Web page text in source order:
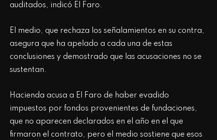
auditados, indicó El Faro.
El medio, que rechaza los señalamientos en su contra,
asegura que ha apelado a cada una de estas
conclusiones y demostrado que las acusaciones no se
sustentan.
Hacienda acusa a El Faro de haber evadido
impuestos por fondos provenientes de fundaciones,
que no aparecen declarados en el año en el que
firmaron el contrato, pero el medio sostiene que esos